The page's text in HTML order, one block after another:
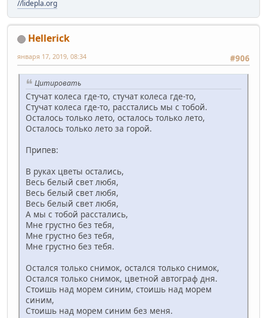
//lidepla.org
Hellerick
#906
января 17, 2019, 08:34
Цитировать
Стучат колеса где-то, стучат колеса где-то,
Стучат колеса где-то, расстались мы с тобой.
Осталось только лето, осталось только лето,
Осталось только лето за горой.
Припев:
В руках цветы остались,
Весь белый свет любя,
Весь белый свет любя,
Весь белый свет любя,
А мы с тобой расстались,
Мне грустно без тебя,
Мне грустно без тебя,
Мне грустно без тебя.
Остался только снимок, остался только снимок,
Остался только снимок, цветной автограф дня.
Стоишь над морем синим, стоишь над морем
синим,
Стоишь над морем синим без меня.